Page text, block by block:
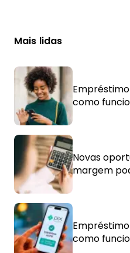
Mais lidas
como
Novas
margem
como